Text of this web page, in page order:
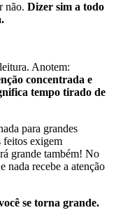
não. Dizer sim a todo
Anotem:
concentrada e
tempo tirado de
para grandes
feitos exigem
grande também! No
nada recebe a atenção
se torna grande.